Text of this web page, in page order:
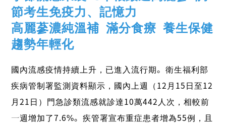
節考生免疫力、記憶力
高麗蔘濃純溫補 滿分食療 養生保健
趨勢年輕化
國內流感疫情持續上升，已進入流行期。衛生福利部
疾病管制署監測資料顯示，國內上週（12月15日至12
月21日）門急診類流感就診達10萬442人次，相較前
一週增加了7.6%。疾管署宣布重症患者增為55例，且